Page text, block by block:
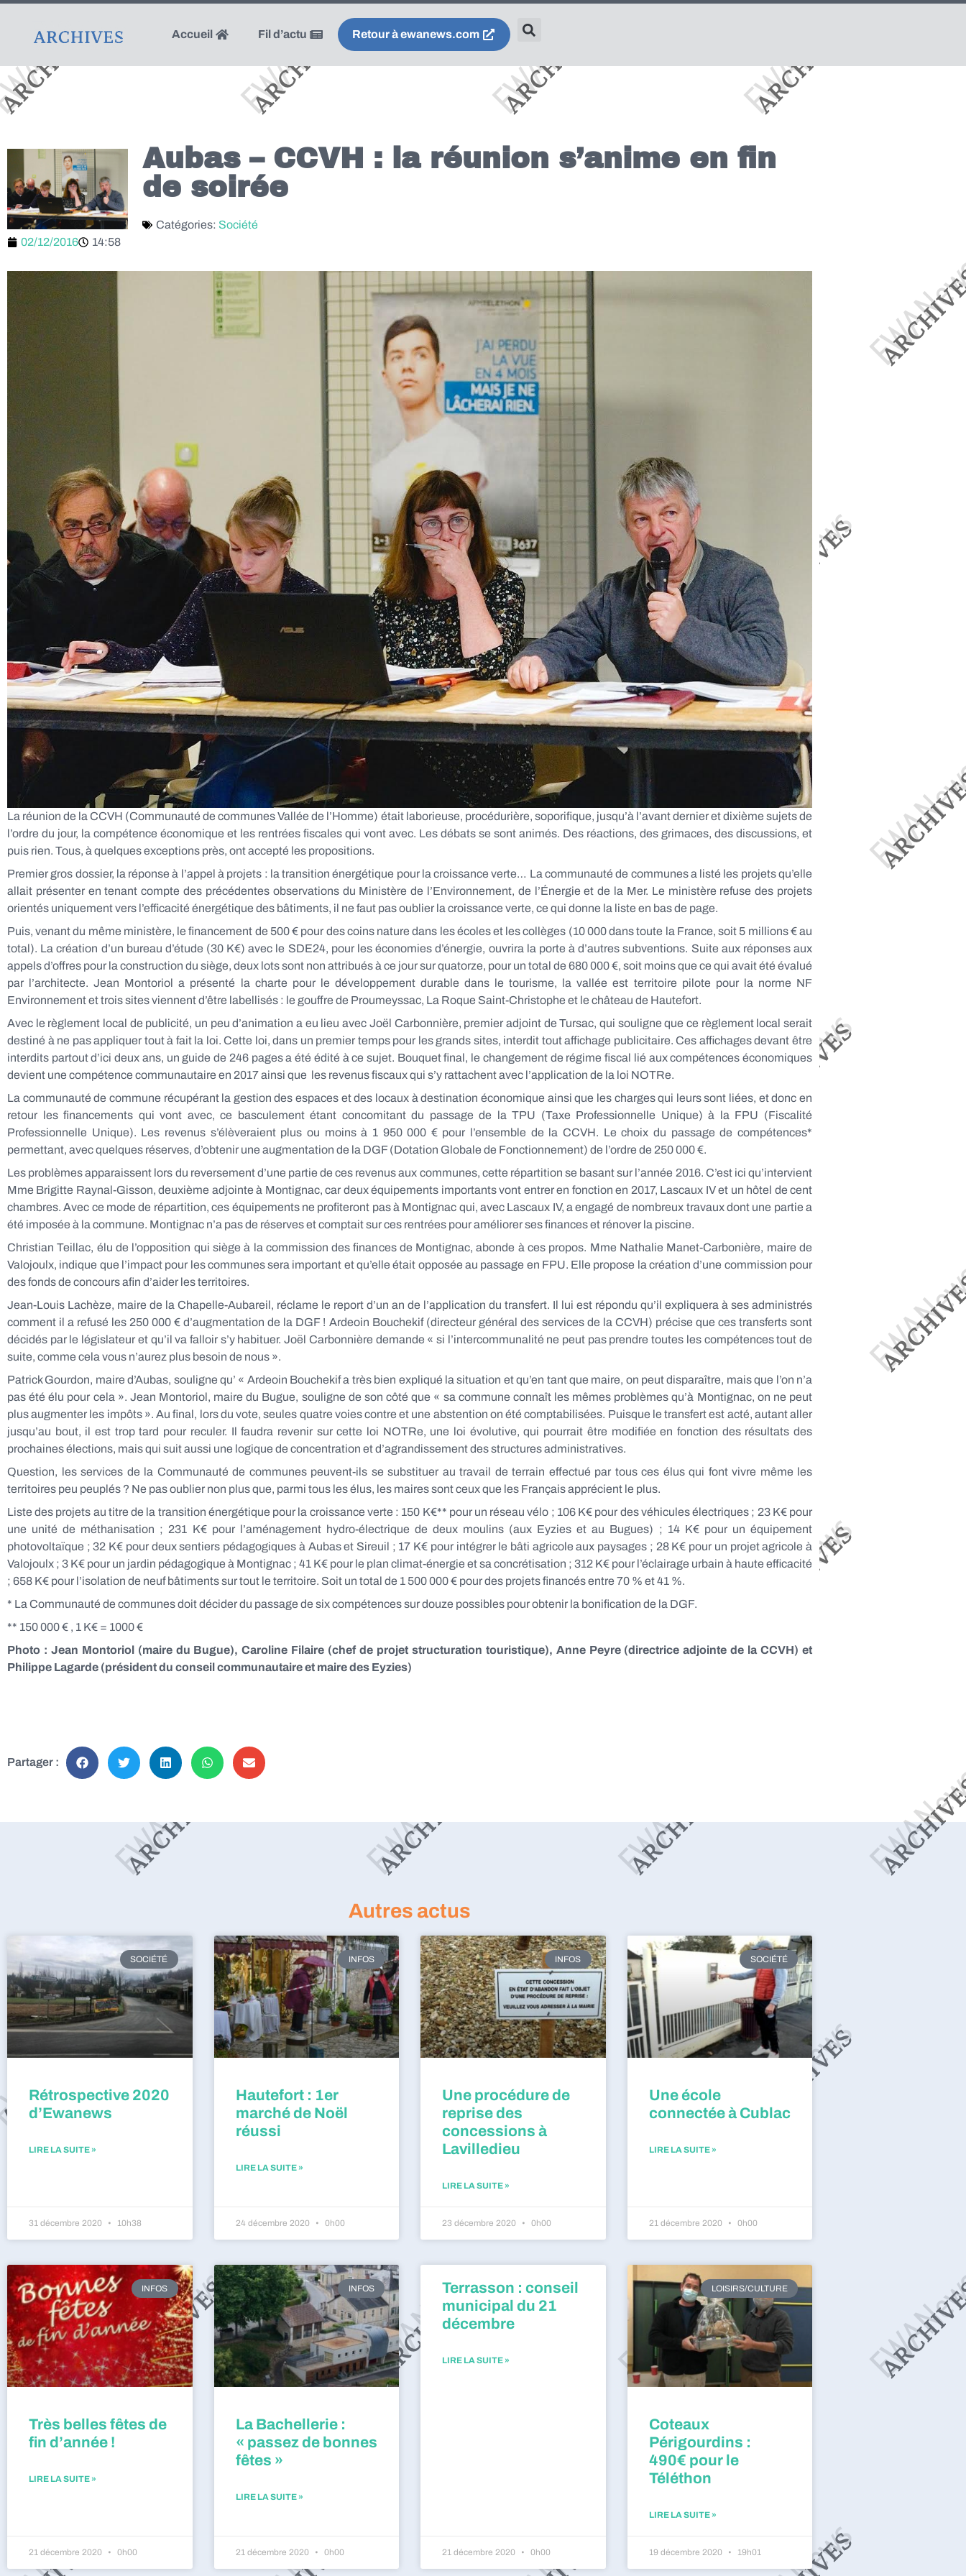
Accueil Fil d’actu Retour à ewanews.com
Aubas – CCVH : la réunion s’anime en fin
de soirée
Catégories: Société
02/12/2016
14:58
La réunion de la CCVH (Communauté de communes Vallée de l’Homme) était laborieuse, procédurière, soporifique, jusqu’à l’avant dernier et dixième sujets de
l’ordre du jour, la compétence économique et les rentrées fiscales qui vont avec. Les débats se sont animés. Des réactions, des grimaces, des discussions, et
puis rien. Tous, à quelques exceptions près, ont accepté les propositions.
Premier gros dossier, la réponse à l’appel à projets : la transition énergétique pour la croissance verte… La communauté de communes a listé les projets qu’elle
allait présenter en tenant compte des précédentes observations du Ministère de l’Environnement, de l’Énergie et de la Mer. Le ministère refuse des projets
orientés uniquement vers l’efficacité énergétique des bâtiments, il ne faut pas oublier la croissance verte, ce qui donne la liste en bas de page.
Puis, venant du même ministère, le financement de 500 € pour des coins nature dans les écoles et les collèges (10 000 dans toute la France, soit 5 millions € au
total). La création d’un bureau d’étude (30 K€) avec le SDE24, pour les économies d’énergie, ouvrira la porte à d’autres subventions. Suite aux réponses aux
appels d’offres pour la construction du siège, deux lots sont non attribués à ce jour sur quatorze, pour un total de 680 000 €, soit moins que ce qui avait été évalué
par l’architecte. Jean Montoriol a présenté la charte pour le développement durable dans le tourisme, la vallée est territoire pilote pour la norme NF
Environnement et trois sites viennent d’être labellisés : le gouffre de Proumeyssac, La Roque Saint-Christophe et le château de Hautefort.
Avec le règlement local de publicité, un peu d’animation a eu lieu avec Joël Carbonnière, premier adjoint de Tursac, qui souligne que ce règlement local serait
destiné à ne pas appliquer tout à fait la loi. Cette loi, dans un premier temps pour les grands sites, interdit tout affichage publicitaire. Ces affichages devant être
interdits partout d’ici deux ans, un guide de 246 pages a été édité à ce sujet. Bouquet final, le changement de régime fiscal lié aux compétences économiques
devient une compétence communautaire en 2017 ainsi que les revenus fiscaux qui s’y rattachent avec l’application de la loi NOTRe.
La communauté de commune récupérant la gestion des espaces et des locaux à destination économique ainsi que les charges qui leurs sont liées, et donc en
retour les financements qui vont avec, ce basculement étant concomitant du passage de la TPU (Taxe Professionnelle Unique) à la FPU (Fiscalité
Professionnelle Unique). Les revenus s’élèveraient plus ou moins à 1 950 000 € pour l’ensemble de la CCVH. Le choix du passage de compétences*
permettant, avec quelques réserves, d’obtenir une augmentation de la DGF (Dotation Globale de Fonctionnement) de l’ordre de 250 000 €.
Les problèmes apparaissent lors du reversement d’une partie de ces revenus aux communes, cette répartition se basant sur l’année 2016. C’est ici qu’intervient
Mme Brigitte Raynal-Gisson, deuxième adjointe à Montignac, car deux équipements importants vont entrer en fonction en 2017, Lascaux IV et un hôtel de cent
chambres. Avec ce mode de répartition, ces équipements ne profiteront pas à Montignac qui, avec Lascaux IV, a engagé de nombreux travaux dont une partie a
été imposée à la commune. Montignac n’a pas de réserves et comptait sur ces rentrées pour améliorer ses finances et rénover la piscine.
Christian Teillac, élu de l’opposition qui siège à la commission des finances de Montignac, abonde à ces propos. Mme Nathalie Manet-Carbonière, maire de
Valojoulx, indique que l’impact pour les communes sera important et qu’elle était opposée au passage en FPU. Elle propose la création d’une commission pour
des fonds de concours afin d’aider les territoires.
Jean-Louis Lachèze, maire de la Chapelle-Aubareil, réclame le report d’un an de l’application du transfert. Il lui est répondu qu’il expliquera à ses administrés
comment il a refusé les 250 000 € d’augmentation de la DGF ! Ardeoin Bouchekif (directeur général des services de la CCVH) précise que ces transferts sont
décidés par le législateur et qu’il va falloir s’y habituer. Joël Carbonnière demande « si l’intercommunalité ne peut pas prendre toutes les compétences tout de
suite, comme cela vous n’aurez plus besoin de nous ».
Patrick Gourdon, maire d’Aubas, souligne qu’ « Ardeoin Bouchekif a très bien expliqué la situation et qu’en tant que maire, on peut disparaître, mais que l’on n’a
pas été élu pour cela ». Jean Montoriol, maire du Bugue, souligne de son côté que « sa commune connaît les mêmes problèmes qu’à Montignac, on ne peut
plus augmenter les impôts ». Au final, lors du vote, seules quatre voies contre et une abstention on été comptabilisées. Puisque le transfert est acté, autant aller
jusqu’au bout, il est trop tard pour reculer. Il faudra revenir sur cette loi NOTRe, une loi évolutive, qui pourrait être modifiée en fonction des résultats des
prochaines élections, mais qui suit aussi une logique de concentration et d’agrandissement des structures administratives.
Question, les services de la Communauté de communes peuvent-ils se substituer au travail de terrain effectué par tous ces élus qui font vivre même les
territoires peu peuplés ? Ne pas oublier non plus que, parmi tous les élus, les maires sont ceux que les Français apprécient le plus.
Liste des projets au titre de la transition énergétique pour la croissance verte : 150 K€** pour un réseau vélo ; 106 K€ pour des véhicules électriques ; 23 K€ pour
une unité de méthanisation ; 231 K€ pour l’aménagement hydro-électrique de deux moulins (aux Eyzies et au Bugues) ; 14 K€ pour un équipement
photovoltaïque ; 32 K€ pour deux sentiers pédagogiques à Aubas et Sireuil ; 17 K€ pour intégrer le bâti agricole aux paysages ; 28 K€ pour un projet agricole à
Valojoulx ; 3 K€ pour un jardin pédagogique à Montignac ; 41 K€ pour le plan climat-énergie et sa concrétisation ; 312 K€ pour l’éclairage urbain à haute efficacité
; 658 K€ pour l’isolation de neuf bâtiments sur tout le territoire. Soit un total de 1 500 000 € pour des projets financés entre 70 % et 41 %.
* La Communauté de communes doit décider du passage de six compétences sur douze possibles pour obtenir la bonification de la DGF.
** 150 000 € , 1 K€ = 1000 €
Photo : Jean Montoriol (maire du Bugue), Caroline Filaire (chef de projet structuration touristique), Anne Peyre (directrice adjointe de la CCVH) et
Philippe Lagarde (président du conseil communautaire et maire des Eyzies)
Partager :
Autres actus
SOCIÉTÉ
Rétrospective 2020
d’Ewanews
LIRE LA SUITE »
31 décembre 2020 10h38
INFOS
Hautefort : 1er
marché de Noël
réussi
LIRE LA SUITE »
24 décembre 2020 0h00
INFOS
Une procédure de
reprise des
concessions à
Lavilledieu
LIRE LA SUITE »
23 décembre 2020 0h00
SOCIÉTÉ
Une école
connectée à Cublac
LIRE LA SUITE »
21 décembre 2020 0h00
INFOS
Très belles fêtes de
fin d’année !
LIRE LA SUITE »
21 décembre 2020 0h00
INFOS
La Bachellerie :
« passez de bonnes
fêtes »
LIRE LA SUITE »
21 décembre 2020 0h00
Terrasson : conseil
municipal du 21
décembre
LIRE LA SUITE »
21 décembre 2020 0h00
LOISIRS/CULTURE
Coteaux
Périgourdins :
490€ pour le
Téléthon
LIRE LA SUITE »
19 décembre 2020 19h01